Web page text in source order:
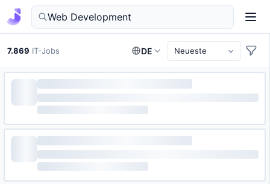
IT-Jobs in Deutschland finden
7.869 IT-Jobs DE